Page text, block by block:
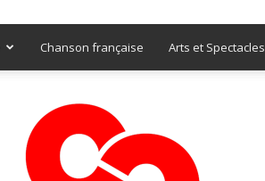
Chanson française Arts et Spectacles